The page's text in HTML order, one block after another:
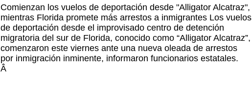
Comienzan los vuelos de deportación desde "Alligator Alcatraz",
mientras Florida promete más arrestos a inmigrantes Los vuelos
de deportación desde el improvisado centro de detención
migratoria del sur de Florida, conocido como “Alligator Alcatraz”,
comenzaron este viernes ante una nueva oleada de arrestos
por inmigración inminente, informaron funcionarios estatales.
Â